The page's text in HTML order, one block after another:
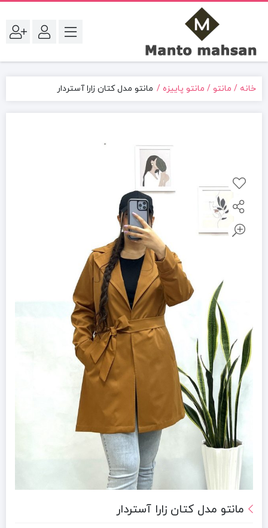
خانه مانتو مانتو پاییزه مانتو مدل کتان زارا آستردار
مانتو مدل کتان زارا آستردار